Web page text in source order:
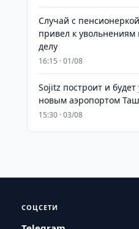
Случай с
привел к увольнениям
делу
16:15 · 01/08
Sojitz построит и будет
новым аэропортом
15:30 · 03/08
СОЦСЕТИ